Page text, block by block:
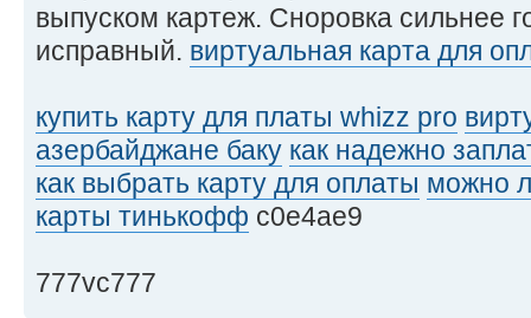
выпуском картеж. Сноровка сильнее
исправный. виртуальная карта для
купить карту для платы whizz pro
азербайджане баку как надежно
как выбрать карту для оплаты можно
карты тинькофф c0e4ae9
777vc777